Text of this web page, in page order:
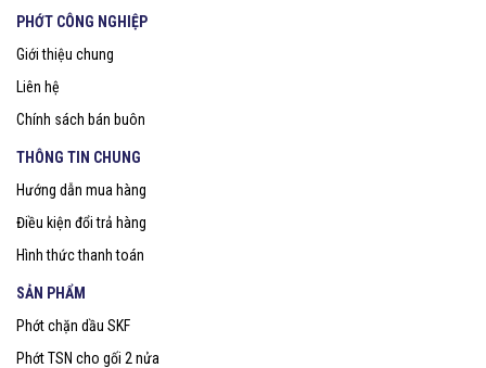
PHỚT CÔNG NGHIỆP
Giới thiệu chung
Liên hệ
Chính sách bán buôn
THÔNG TIN CHUNG
Hướng dẫn mua hàng
Điều kiện đổi trả hàng
Hình thức thanh toán
SẢN PHẨM
Phớt chặn dầu SKF
Phớt TSN cho gối 2 nửa